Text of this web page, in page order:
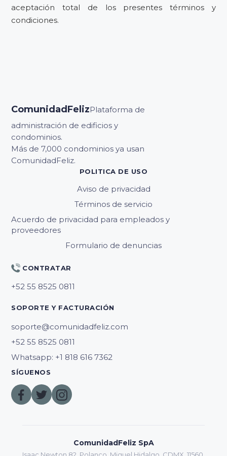
aceptación total de los presentes términos y
condiciones.
ComunidadFelizPlataforma de
administración de edificios y
condominios.
Más de 7,000 condominios ya usan
ComunidadFeliz.
POLITICA DE USO
Aviso de privacidad
Términos de servicio
Acuerdo de privacidad para empleados y
proveedores
Formulario de denuncias
CONTRATAR
SOPORTE Y FACTURACIÓN
soporte@comunidadfeliz.com
Whatsapp: +1 818 616 7362
SÍGUENOS
ComunidadFeliz SpA